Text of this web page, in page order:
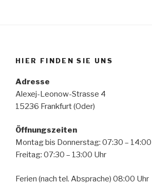
HIER FINDEN SIE UNS
Adresse
Alexej-Leonow-Strasse 4
15236 Frankfurt (Oder)
Öffnungszeiten
Montag bis Donnerstag: 07:30 –
Freitag: 07:30 – 13:00 Uhr
Ferien (nach tel. Absprache) 08:00 Uhr